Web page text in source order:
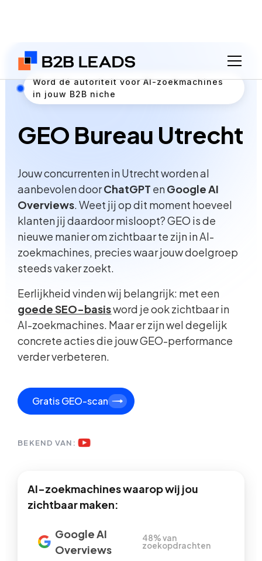
Word dé autoriteit voor AI-zoekmachines
in jouw B2B niche
GEO Bureau Utrecht
Jouw concurrenten in Utrecht worden al
aanbevolen doorChatGPT enGoogle AI
Overviews. Weet jij op dit moment hoeveel
klanten jij daardoor misloopt? GEO is de
nieuwe manier om zichtbaar te zijn in AI-
zoekmachines, precies waar jouw doelgroep
steeds vaker zoekt.
Eerlijkheid vinden wij belangrijk: met een
goede SEO-basisword je ook zichtbaar in
AI-zoekmachines. Maar er zijn wel degelijk
concrete acties die jouw GEO-performance
verder verbeteren.
Gratis GEO-scan
BEKEND VAN:
AI-zoekmachines waarop wij jou
zichtbaar maken:
Google AI
Overviews
48% van
zoekopdrachten